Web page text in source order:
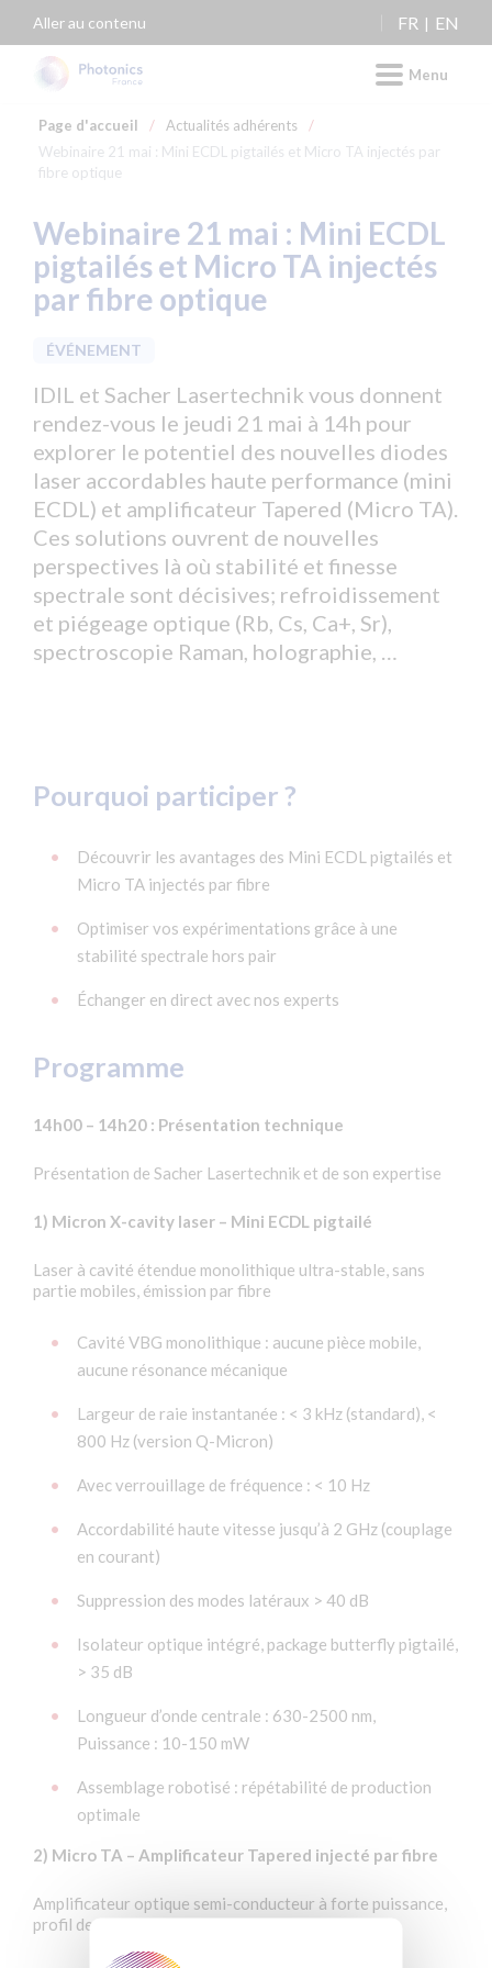
Aller au contenu FR EN
Menu
Page d'accueil / Actualités adhérents
/
Webinaire 21 mai : Mini ECDL pigtailés et Micro TA injectés par
fibre optique
Webinaire 21 mai : Mini ECDL
pigtailés et Micro TA injectés
par fibre optique
ÉVÉNEMENT
IDIL et Sacher Lasertechnik vous donnent
rendez-vous le jeudi 21 mai à 14h pour
explorer le potentiel des nouvelles diodes
laser accordables haute performance (mini
ECDL) et amplificateur Tapered (Micro TA).
Ces solutions ouvrent de nouvelles
perspectives là où stabilité et finesse
spectrale sont décisives; refroidissement
et piégeage optique (Rb, Cs, Ca+, Sr),
spectroscopie Raman, holographie, …
Pourquoi participer ?
Découvrir les avantages des Mini ECDL pigtailés et
Micro TA injectés par fibre
Optimiser vos expérimentations grâce à une
stabilité spectrale hors pair
Échanger en direct avec nos experts
Programme
14h00 – 14h20 : Présentation technique
Présentation de Sacher Lasertechnik et de son expertise
1) Micron X-cavity laser – Mini ECDL pigtailé
Laser à cavité étendue monolithique ultra-stable, sans
partie mobiles, émission par fibre
Cavité VBG monolithique : aucune pièce mobile,
aucune résonance mécanique
Largeur de raie instantanée : < 3 kHz (standard), <
800 Hz (version Q-Micron)
Avec verrouillage de fréquence : < 10 Hz
Accordabilité haute vitesse jusqu’à 2 GHz (couplage
en courant)
Suppression des modes latéraux > 40 dB
Isolateur optique intégré, package butterfly pigtailé,
> 35 dB
Longueur d’onde centrale : 630-2500 nm,
Puissance : 10-150 mW
Assemblage robotisé : répétabilité de production
optimale
2) Micro TA – Amplificateur Tapered injecté par fibre
Amplificateur optique semi-conducteur à forte puissance,
profil de faisceau excellent